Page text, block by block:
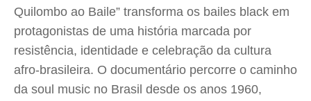
Quilombo ao Baile” transforma os bailes black em
protagonistas de uma história marcada por
resistência, identidade e celebração da cultura
afro-brasileira. O documentário percorre o caminho
da soul music no Brasil desde os anos 1960,